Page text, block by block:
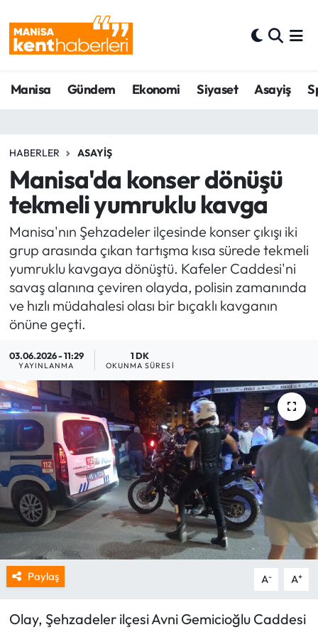
Manisa Gündem Ekonomi Siyaset Asayiş
HABERLER ASAYIŞ
Manisa'da konser dönüşü
tekmeli yumruklu kavga
Manisa'nın Şehzadeler ilçesinde konser çıkışı iki
grup arasında çıkan tartışma kısa sürede tekmeli
yumruklu kavgaya dönüştü. Kafeler Caddesi'ni
savaş alanına çeviren olayda, polisin zamanında
ve hızlı müdahalesi olası bir bıçaklı kavganın
önüne geçti.
03.06.2026 - 11:29
YAYINLANMA
1 DK
OKUNMA SÜRESI
Paylaş A- A+
​Olay, Şehzadeler ilçesi Avni Gemicioğlu Caddesi
Ahmetli Hava Durumu
Ahmetli Trafik Yoğunluk Haritası
Tüm Manşetler
Son Dakika Haberleri
Haber Arşivi